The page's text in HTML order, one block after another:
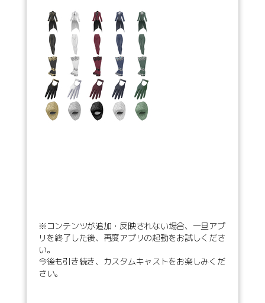
※コンテンツが追加・反映されない場合、一旦アプ
リを終了した後、再度アプリの起動をお試しくださ
い。
今後も引き続き、カスタムキャストをお楽しみくだ
さい。